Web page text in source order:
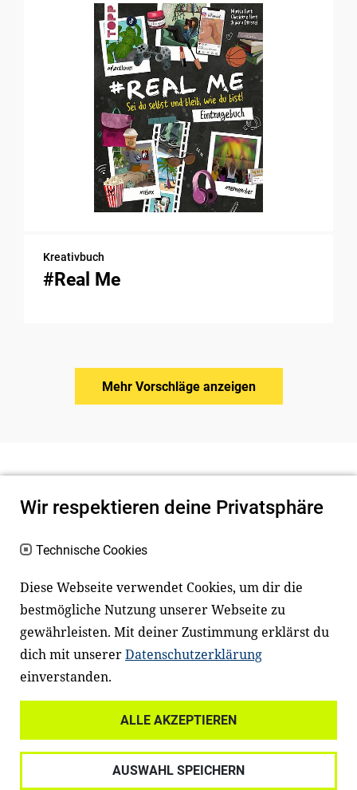
Kreativbuch
#Real Me
Mehr Vorschläge anzeigen
Newsletter
Facebook LinkedIn
Datenschutz
Wir respektieren deine Privatsphäre
Technische Cookies
Diese Webseite verwendet Cookies, um dir die
bestmögliche Nutzung unserer Webseite zu
gewährleisten. Mit deiner Zustimmung erklärst du
dich mit unsererDatenschutzerklärung
einverstanden.
ALLE AKZEPTIEREN
AUSWAHL SPEICHERN